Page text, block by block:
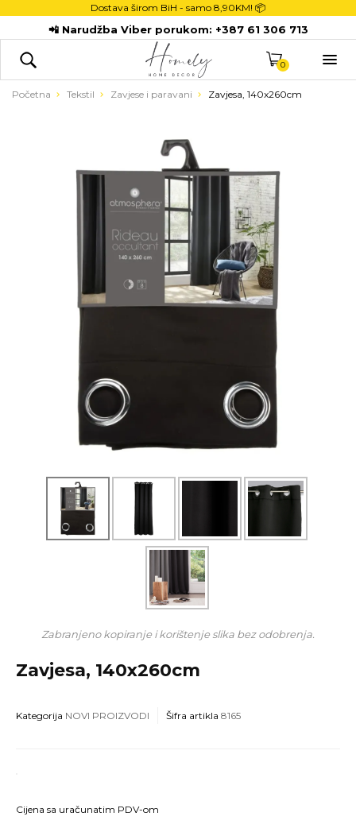
Dostava širom BiH - samo 8,90KM! 📦
📲 Narudžba Viber porukom: +387 61 306 713
0 
POČETNA
DEKORACIJE
KUHINJA
TEKSTIL
NOVI PROIZVODI
Početna Tekstil Zavjese i paravani Zavjesa, 140x260cm
Zabranjeno kopiranje i korištenje slika bez odobrenja.
Zavjesa, 140x260cm
Kategorija NOVI PROIZVODI Šifra artikla 8165
Cijena sa uračunatim PDV-om